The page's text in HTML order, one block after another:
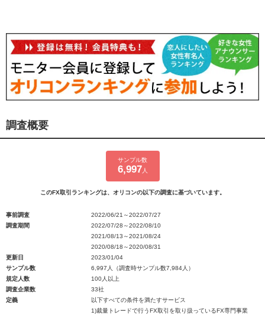
調査概要
サンプル数
6,997 人
このFX取引ランキングは、オリコンの以下の調査に基づいています。
事前調査
2022/06/21～2022/07/27
調査期間
2022/07/28～2022/08/10
2021/08/13～2021/08/24
2020/08/18～2020/08/31
更新日
2023/01/04
サンプル数
6,997人（調査時サンプル数7,984人）
規定人数
100人以上
調査企業数
33社
定義
以下すべての条件を満たすサービス
1)裁量トレードで行うFX取引を取り扱っているFX専門事業